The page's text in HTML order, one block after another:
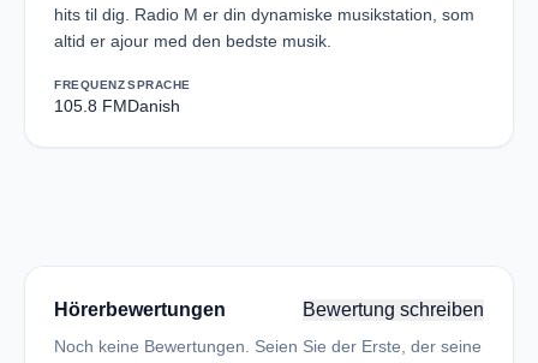
hits til dig. Radio M er din dynamiske musikstation, som
altid er ajour med den bedste musik.
FREQUENZ
105.8 FM
SPRACHE
Danish
Hörerbewertungen Bewertung schreiben
Noch keine Bewertungen. Seien Sie der Erste, der seine